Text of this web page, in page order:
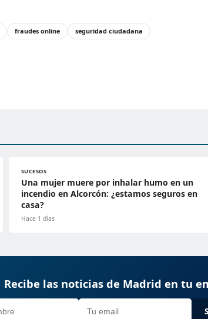
fraudes online seguridad ciudadana
SUCESOS
Una mujer muere por inhalar humo en un
incendio en Alcorcón: ¿estamos seguros en
casa?
Hace 1 días
Recibe las noticias de Madrid en tu